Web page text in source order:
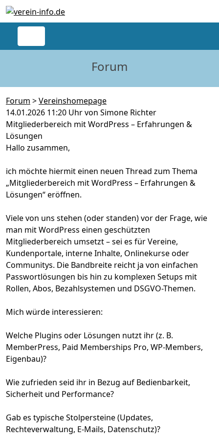
Forum
Forum >Vereinshomepage
14.01.2026 11:20 Uhr von Simone Richter
Mitgliederbereich mit WordPress – Erfahrungen &
Lösungen
Hallo zusammen,
ich möchte hiermit einen neuen Thread zum Thema
„Mitgliederbereich mit WordPress – Erfahrungen &
Lösungen“ eröffnen.
Viele von uns stehen (oder standen) vor der Frage, wie
man mit WordPress einen geschützten
Mitgliederbereich umsetzt – sei es für Vereine,
Kundenportale, interne Inhalte, Onlinekurse oder
Communitys. Die Bandbreite reicht ja von einfachen
Passwortlösungen bis hin zu komplexen Setups mit
Rollen, Abos, Bezahlsystemen und DSGVO-Themen.
Mich würde interessieren:
Welche Plugins oder Lösungen nutzt ihr (z. B.
MemberPress, Paid Memberships Pro, WP-Members,
Eigenbau)?
Wie zufrieden seid ihr in Bezug auf Bedienbarkeit,
Sicherheit und Performance?
Gab es typische Stolpersteine (Updates,
Rechteverwaltung, E-Mails, Datenschutz)?